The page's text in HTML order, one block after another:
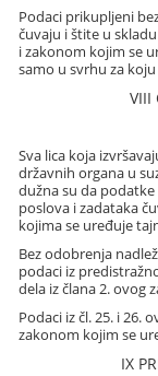
Podaci prikupljeni
čuvaju i štite u
i zakonom kojim se
samo u svrhu za
VIII
Sva lica koja
državnih organa u
dužna su da
poslova i zadataka
kojima se uređuje
Bez odobrenja
podaci iz
dela iz člana 2. ovog
Podaci iz čl. 25. i 26.
zakonom kojim se
IX